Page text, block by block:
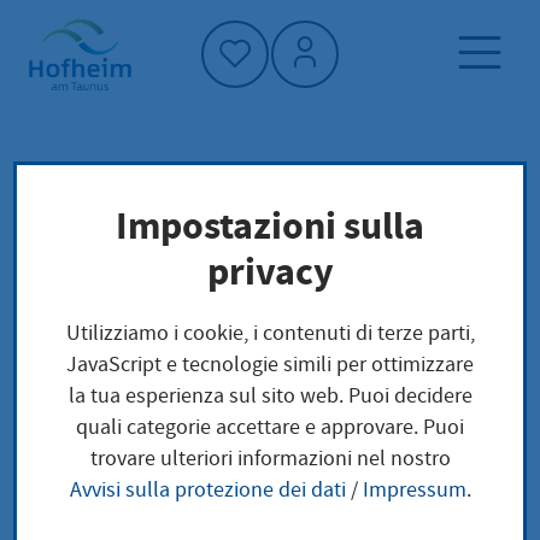
Home"
Pagina iniziale Economia
Serata imprenditoriale
Serata imprenditoriale
Unternehmerabende der
Wirtschaftsförderung Hofheim
Impostazioni sulla
privacy
Utilizziamo i cookie, i contenuti di terze parti,
JavaScript e tecnologie simili per ottimizzare
la tua esperienza sul sito web. Puoi decidere
quali categorie accettare e approvare. Puoi
trovare ulteriori informazioni nel nostro
Avvisi sulla protezione dei dati/ Impressum.